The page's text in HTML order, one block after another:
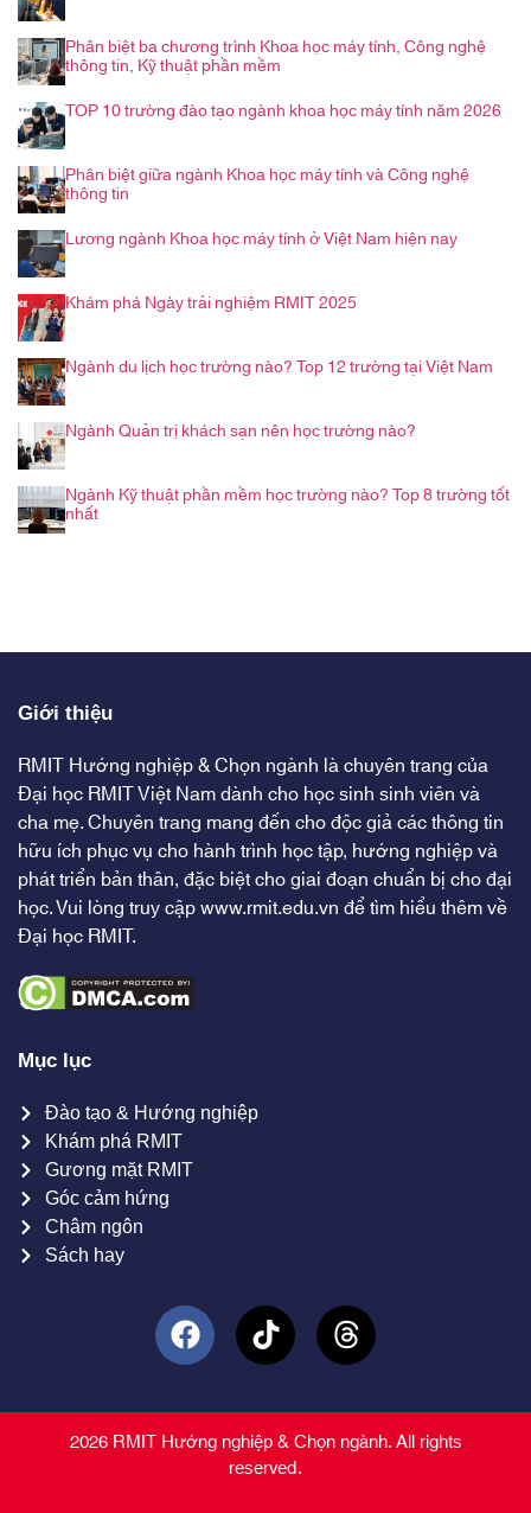
Phân biệt ba chương trình Khoa học máy tính, Công nghệ
thông tin, Kỹ thuật phần mềm
TOP 10 trường đào tạo ngành khoa học máy tính năm 2026
Phân biệt giữa ngành Khoa học máy tính và Công nghệ
thông tin
Lương ngành Khoa học máy tính ở Việt Nam hiện nay
Khám phá Ngày trải nghiệm RMIT 2025
Ngành du lịch học trường nào? Top 12 trường tại Việt Nam
Ngành Quản trị khách sạn nên học trường nào?
Ngành Kỹ thuật phần mềm học trường nào? Top 8 trường tốt
nhất
Giới thiệu
RMIT Hướng nghiệp & Chọn ngành là chuyên trang của
Đại học RMIT Việt Nam dành cho học sinh sinh viên và
cha mẹ. Chuyên trang mang đến cho độc giả các thông tin
hữu ích phục vụ cho hành trình học tập, hướng nghiệp và
phát triển bản thân, đặc biệt cho giai đoạn chuẩn bị cho đại
học. Vui lòng truy cậpwww.rmit.edu.vnđể tìm hiểu thêm về
Đại học RMIT.
Mục lục
Đào tạo & Hướng nghiệp
Khám phá RMIT
Gương mặt RMIT
Góc cảm hứng
Châm ngôn
Sách hay
2026 RMIT Hướng nghiệp & Chọn ngành. All rights
reserved.